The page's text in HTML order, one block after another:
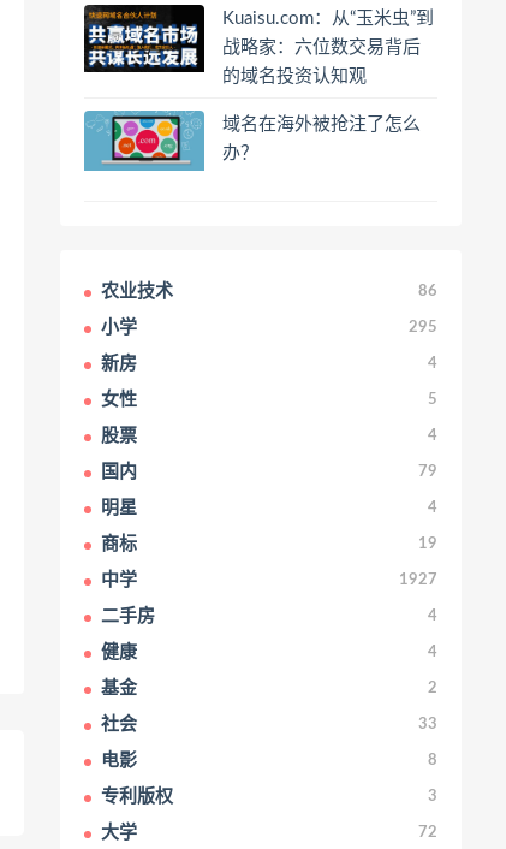
Kuaisu.com：从“玉米虫”到
战略家：六位数交易背后
的域名投资认知观
域名在海外被抢注了怎么
办？
农业技术 86
小学 295
新房 4
女性 5
股票 4
国内 79
明星 4
商标 19
中学 1927
二手房 4
健康 4
基金 2
社会 33
电影 8
专利版权 3
大学 72